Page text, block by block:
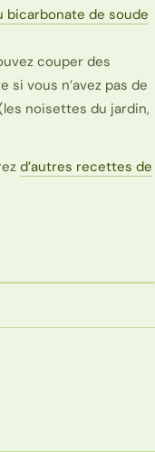
bicarbonate de soude
couper des
vous n’avez pas de
noisettes du jardin,
d’autres recettes de